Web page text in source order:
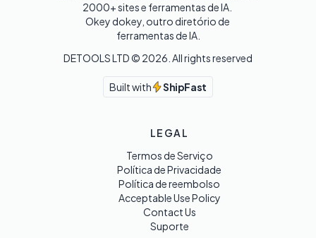
2000+ sites e ferramentas de IA.
Okey dokey, outro diretório de
ferramentas de IA.
DETOOLS LTD © 2026 . All rights reserved
Built with ShipFast
LEGAL
Termos de Serviço
Política de Privacidade
Política de reembolso
Acceptable Use Policy
Contact Us
Suporte